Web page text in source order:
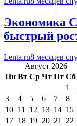
Экономика
быстрый
Lenta.ru8 месяцев
Август 2026
Пн Вт Ср Чт Пт Сб
1
3
4 5 6 7 8
10 11 12 13 14 15
17 18 19 20 21 22